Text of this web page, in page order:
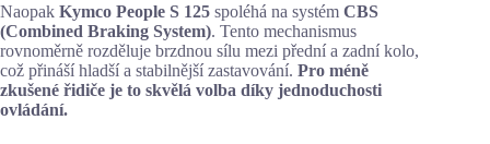
Naopak Kymco People S 125 spoléhá na systém CBS
(Combined Braking System). Tento mechanismus
rovnoměrně rozděluje brzdnou sílu mezi přední a zadní kolo,
což přináší hladší a stabilnější zastavování. Pro méně
zkušené řidiče je to skvělá volba díky jednoduchosti
ovládání.